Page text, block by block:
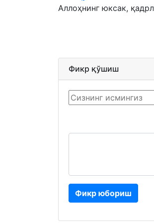
Аллоҳнинг юксак,
Фикр қўшиш
Фикр юбориш